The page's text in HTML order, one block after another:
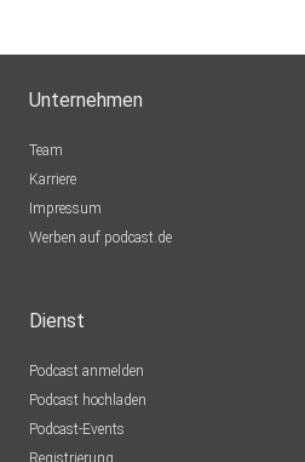
Unternehmen
Team
Karriere
Impressum
Werben auf podcast.de
Dienst
Podcast anmelden
Podcast hochladen
Podcast-Events
Registrierung